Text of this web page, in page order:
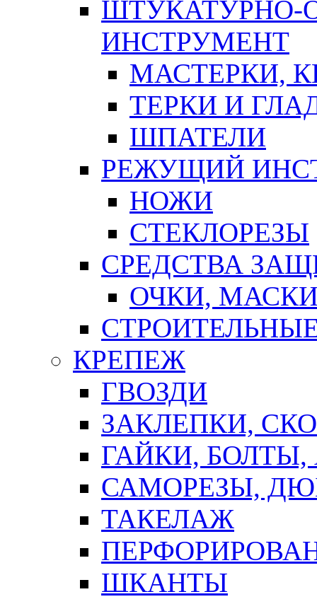
ШТУКАТУРНО-
ИНСТРУМЕНТ
МАСТЕРКИ,
ТЕРКИ И
ШПАТЕЛИ
РЕЖУЩИЙ
НОЖИ
СТЕКЛОРЕЗЫ
СРЕДСТВА
ОЧКИ,
КРЕПЕЖ
ГВОЗДИ
ЗАКЛЕПКИ,
ГАЙКИ,
САМОРЕЗЫ,
ТАКЕЛАЖ
ШКАНТЫ